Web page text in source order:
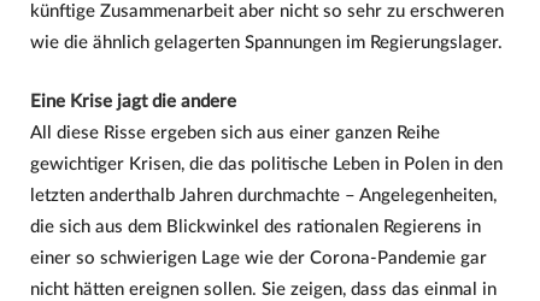
künftige Zusammenarbeit aber nicht so sehr zu erschweren
wie die ähnlich gelagerten Spannungen im Regierungslager.
Eine Krise jagt die andere
All diese Risse ergeben sich aus einer ganzen Reihe
gewichtiger Krisen, die das politische Leben in Polen in den
letzten anderthalb Jahren durchmachte – Angelegenheiten,
die sich aus dem Blickwinkel des rationalen Regierens in
einer so schwierigen Lage wie der Corona-Pandemie gar
nicht hätten ereignen sollen. Sie zeigen, dass das einmal in